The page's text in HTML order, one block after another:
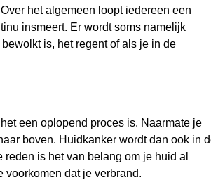
het algemeen loopt iedereen een
insmeert. Er wordt soms namelijk
is, het regent of als je in de
een oplopend proces is. Naarmate je
boven. Huidkanker wordt dan ook in
is het van belang om je huid al
voorkomen dat je verbrand.